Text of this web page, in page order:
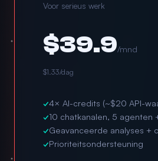
Voor serieus werk
$39.9/mnd
$1.33/dag
✓4× AI-credits (~$20 API-
✓10 chatkanalen, 5 agenten
✓Geavanceerde analyses +
✓Prioriteitsondersteuning